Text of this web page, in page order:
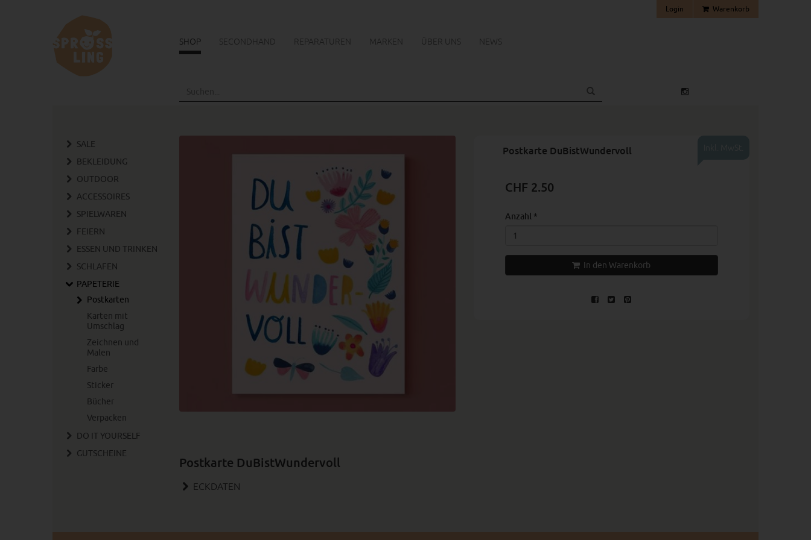
Login Warenkorb
SHOP SECONDHAND REPARATUREN MARKEN ÜBER UNS NEWS
SALE
BEKLEIDUNG
OUTDOOR
ACCESSOIRES
SPIELWAREN
FEIERN
ESSEN UND TRINKEN
SCHLAFEN
PAPETERIE
Postkarten
Karten mit
Umschlag
Zeichnen und
Malen
Farbe
Sticker
Bücher
Verpacken
DO IT YOURSELF
GUTSCHEINE
Postkarte DuBistWundervoll
ECKDATEN
Postkarte DuBistWundervoll
CHF 2.50
Anzahl *
In den Warenkorb